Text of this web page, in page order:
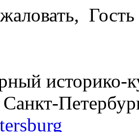
Гость
историко-